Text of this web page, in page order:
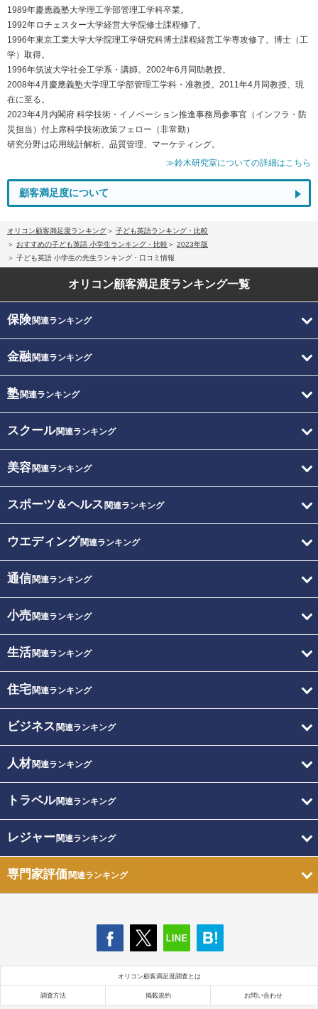
1989年慶應義塾大学理工学部管理工学科卒業。
1992年ロチェスター大学経営大学院修士課程修了。
1996年東京工業大学大学院理工学研究科博士課程経営工学専攻修了。博士（工
学）取得。
1996年筑波大学社会工学系・講師。2002年6月同助教授。
2008年4月慶應義塾大学理工学部管理工学科・准教授。2011年4月同教授、現
在に至る。
2023年4月内閣府 科学技術・イノベーション推進事務局参事官（インフラ・防
災担当）付上席科学技術政策フェロー（非常勤）
研究分野は応用統計解析、品質管理、マーケティング。
≫鈴木研究室についての詳細はこちら
顧客満足度について
オリコン顧客満足度ランキング
子ども英語ランキング・比較
おすすめの子ども英語 小学生ランキング・比較
2023年版
子ども英語 小学生の先生ランキング・口コミ情報
オリコン顧客満足度ランキング一覧
保険関連ランキング
金融関連ランキング
塾関連ランキング
スクール関連ランキング
美容関連ランキング
スポーツ＆ヘルス 関連ランキング
ウエディング関連ランキング
通信関連ランキング
小売関連ランキング
生活関連ランキング
住宅関連ランキング
ビジネス 関連ランキング
人材関連ランキング
トラベル関連ランキング
レジャー関連ランキング
専門家評価関連ランキング
オリコン顧客満足度調査とは
調査方法 掲載規約 お問い合わせ